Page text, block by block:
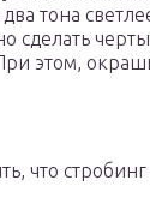
тона
сделать
этом,
что